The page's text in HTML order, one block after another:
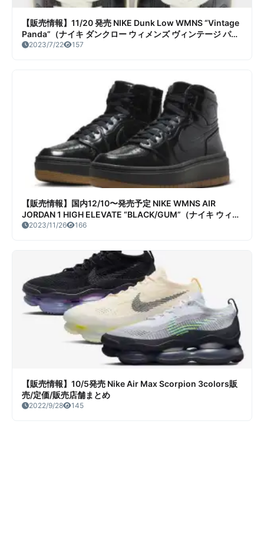
【販売情報】11/20 発売 NIKE Dunk Low WMNS “Vintage
Panda”（ナイキ ダンクロー ウィメンズ ヴィンテージ パン
ダ）販売/定価/販売店舗まとめ
2023/7/22 157
【販売情報】国内12/10〜発売予定 NIKE WMNS AIR
JORDAN 1 HIGH ELEVATE “BLACK/GUM”（ナイキ ウィメ
ンズ エア ジョーダン 1 ハイ エレベート ブラック/ガム） 販
2023/11/26 166
【販売情報】10/5発売 Nike Air Max Scorpion 3colors販
売/定価/販売店舗まとめ
2022/9/28 145